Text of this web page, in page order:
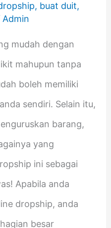
, buat duit,
Admin
mudah dengan
mahupun tanpa
boleh memiliki
sendiri. Selain itu,
barang,
yang
ini sebagai
Apabila anda
dropship, anda
besar